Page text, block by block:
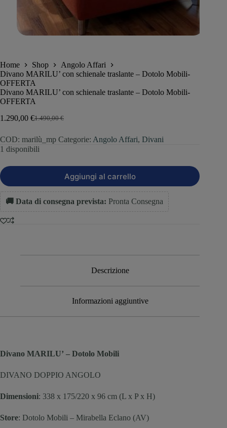
Home Shop
Angolo Affari
Divano MARILU’ con schienale traslante – Dotolo Mobili-
OFFERTA
Divano MARILU’ con schienale traslante – Dotolo Mobili-
OFFERTA
1.490,00€
1.290,00 €
COD: marilù_mp Categorie: Angolo Affari, Divani
1 disponibili
Aggiungi al carrello
🚚 Data di consegna prevista: Pronta Consegna
Descrizione
Informazioni aggiuntive
Divano MARILU’ – Dotolo Mobili
DIVANO DOPPIO ANGOLO
Dimensioni: 338 x 175/220 x 96 cm (L x P x H)
Store: Dotolo Mobili – Mirabella Eclano (AV)